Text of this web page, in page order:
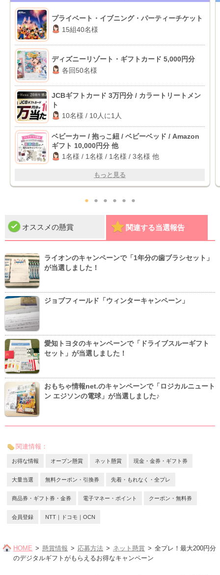
プライベート・イブニング・パーティーチケット
15組40名様
ディズニーリゾート・ギフトカード 5,000円分
各回50名様
JCBギフトカード 3万円分 / カラートリートメン
ト
10名様 / 10人に1人
ベビーカー / 抱っこ紐 / ベビーベッド / Amazon
ギフト 10,000円分 他
1名様 / 1名様 / 1名様 / 3名様 他
もっと見る
● ● ● ● ● ●
オススメの懸賞 関連する当選報告
ライオンのキャンペーンで「1年分の歯ブラシセット」
が当選しました！
ジョブフィールド「ウィンターキャンペーン」
愛知トヨタのキャンペーンで「ドライブスルーギフト
セット」が当選しました！
おもちゃ情報net.のキャンペーンで「ロジカルニュート
ン エジソンの電球」が当選しました♪
関連情報：
お得な情報 オープン懸賞 ネット懸賞 現金・金券・ギフト券
大量当選 無料クーポン・引換券 先着・もれなく・全プレ
商品券・ギフト券・金券 電子マネー・ポイント クーポン・無料券
会員登録 NTT｜ドコモ｜OCN
HOME 懸賞情報 応募方法 ネット懸賞
全プレ！最大200円分
のデジタルギフトがもらえるお得なキャンペーン